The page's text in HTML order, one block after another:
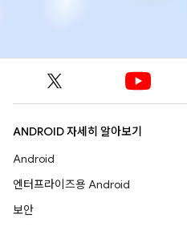
ANDROID 자세히 알아보기
Android
엔터프라이즈용 Android
보안